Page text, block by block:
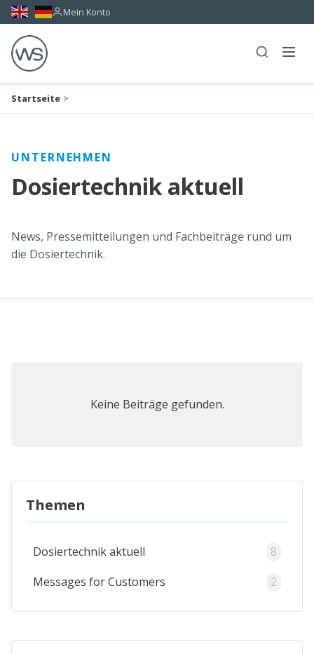
Mein Konto
Startseite >
UNTERNEHMEN
Dosiertechnik aktuell
News, Pressemitteilungen und Fachbeiträge rund um
die Dosiertechnik.
Keine Beiträge gefunden.
Themen
Dosiertechnik aktuell
8
Messages for Customers
2